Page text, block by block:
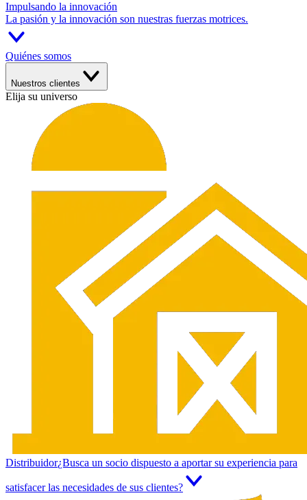
Impulsando la innovación
La pasión y la innovación son nuestras fuerzas motrices.
Quiénes somos
Nuestros clientes
Elija su universo
Distribuidor¿Busca un socio dispuesto a aportar su experiencia para
satisfacer las necesidades de sus clientes?